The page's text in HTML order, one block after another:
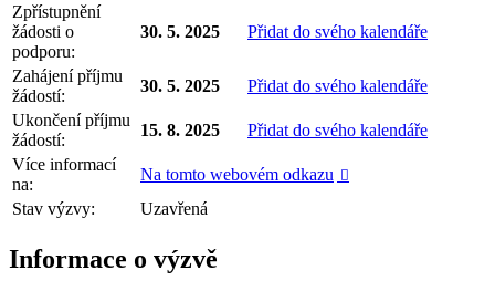
Zpřístupnění
žádosti o
podporu:
30. 5. 2025 Přidat do svého kalendáře
Zahájení příjmu
žádostí:
30. 5. 2025
Přidat do svého kalendáře
Ukončení příjmu
žádostí:
15. 8. 2025
Přidat do svého kalendáře
Více informací
na:
Na tomto webovém odkazu 
Stav výzvy: Uzavřená
Informace o výzvě